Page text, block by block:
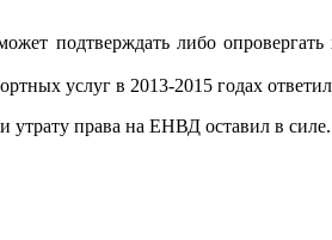
подтверждать либо опровергать
услуг в 2013-2015 годах
утрату права на ЕНВД оставил в силе.